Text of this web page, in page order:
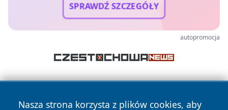
SPRAWDŹ SZCZEGÓŁY
autopromocja
Nasza strona korzysta z plików cookies, aby